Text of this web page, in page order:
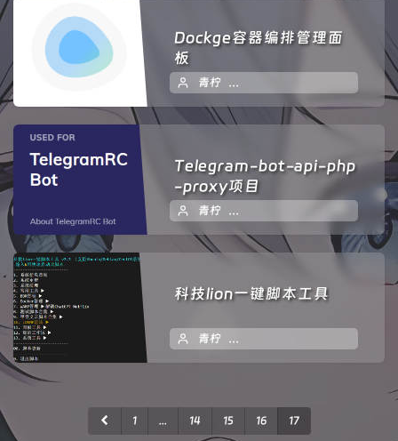
Dockge容器编排管理面
板
青柠
Telegram-bot-api-php
-proxy项目
青柠 7
科技lion一键脚本工具
青柠
1 ... 14 15 16 17